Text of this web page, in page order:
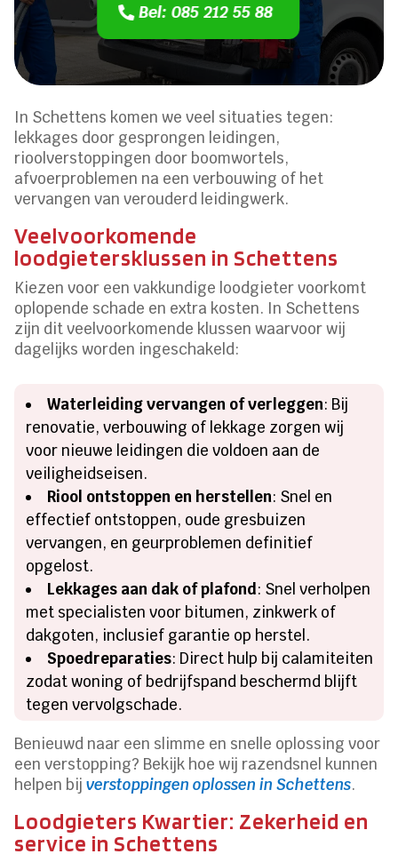
Bel: 085 212 55 88
In Schettens komen we veel situaties tegen:
lekkages door gesprongen leidingen,
rioolverstoppingen door boomwortels,
afvoerproblemen na een verbouwing of het
vervangen van verouderd leidingwerk.
Veelvoorkomende
loodgietersklussen in Schettens
Kiezen voor een vakkundige loodgieter voorkomt
oplopende schade en extra kosten. In Schettens
zijn dit veelvoorkomende klussen waarvoor wij
dagelijks worden ingeschakeld:
Waterleiding vervangen of verleggen: Bij
renovatie, verbouwing of lekkage zorgen wij
voor nieuwe leidingen die voldoen aan de
veiligheidseisen.
Riool ontstoppen en herstellen: Snel en
effectief ontstoppen, oude gresbuizen
vervangen, en geurproblemen definitief
opgelost.
Lekkages aan dak of plafond: Snel verholpen
met specialisten voor bitumen, zinkwerk of
dakgoten, inclusief garantie op herstel.
Spoedreparaties: Direct hulp bij calamiteiten
zodat woning of bedrijfspand beschermd blijft
tegen vervolgschade.
Benieuwd naar een slimme en snelle oplossing voor
een verstopping? Bekijk hoe wij razendsnel kunnen
helpen bijverstoppingen oplossen in Schettens.
Loodgieters Kwartier: Zekerheid en
service in Schettens